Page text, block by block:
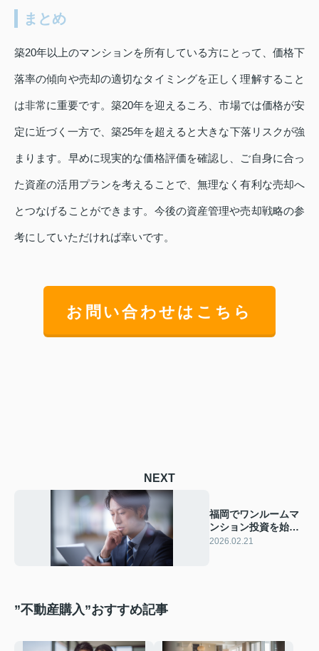
まとめ
築20年以上のマンションを所有している方にとって、価格下
落率の傾向や売却の適切なタイミングを正しく理解すること
は非常に重要です。築20年を迎えるころ、市場では価格が安
定に近づく一方で、築25年を超えると大きな下落リスクが強
まります。早めに現実的な価格評価を確認し、ご自身に合っ
た資産の活用プランを考えることで、無理なく有利な売却へ
とつなげることができます。今後の資産管理や売却戦略の参
考にしていただければ幸いです。
お問い合わせはこちら
NEXT
福岡でワンルームマ
ンション投資を始め
るなら？利回りや選
2026.02.21
”不動産購入”おすすめ記事